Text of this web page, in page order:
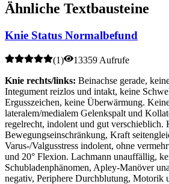
Ähnliche Textbausteine
Knie Status Normalbefund
(1)
13359 Aufrufe
Knie rechts/links: Beinachse gerade,
Integument reizlos und intakt, keine
Ergusszeichen, keine Überwärmung.
lateralem/medialem Gelenkspalt und
regelrecht, indolent und gut verschieblich.
Bewegungseinschränkung, Kraft
Varus-/Valgusstress indolent, ohne
und 20° Flexion. Lachmann unauffällig,
Schubladenphänomen, Apley-Manöver
negativ, Periphere Durchblutung, Motorik